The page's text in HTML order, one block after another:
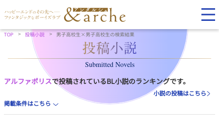
TOP 投稿小説 男子高校生×男子高校生の検索結果
Submitted Novels
アルファポリスで投稿されているBL小説のランキングです。
小説の投稿はこちら
掲載条件はこちら